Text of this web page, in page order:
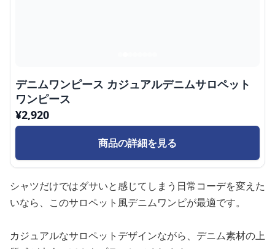
デニムワンピース カジュアルデニムサロペット
ワンピース
¥2,920
商品の詳細を見る
シャツだけではダサいと感じてしまう日常コーデを変えた
いなら、このサロペット風デニムワンピが最適です。
カジュアルなサロペットデザインながら、デニム素材の上